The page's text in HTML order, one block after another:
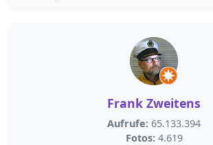
Frank Zweitens
Aufrufe: 65.133.394
Fotos: 4.619